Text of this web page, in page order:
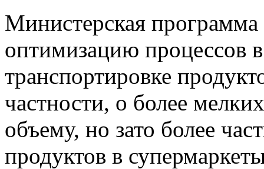
Министерская программа
оптимизацию процессов
транспортировке
частности, о более
объему, но зато более
продуктов в